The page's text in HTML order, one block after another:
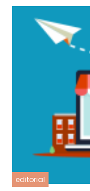
editorial